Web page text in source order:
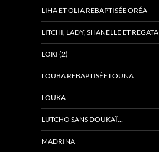
LIHA ET OLIA REBAPTISÉE ORÉA
LITCHI, LADY, SHANELLE ET REGATA
LOKI (2)
LOUBA REBAPTISÉE LOUNA
LOUKA
LUTCHO SANS DOUKAÏ…
MADRINA